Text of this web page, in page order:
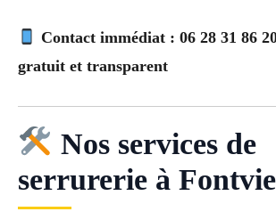
Contact immédiat : 06 28 31 86
gratuit et transparent
Nos services de
serrurerie à